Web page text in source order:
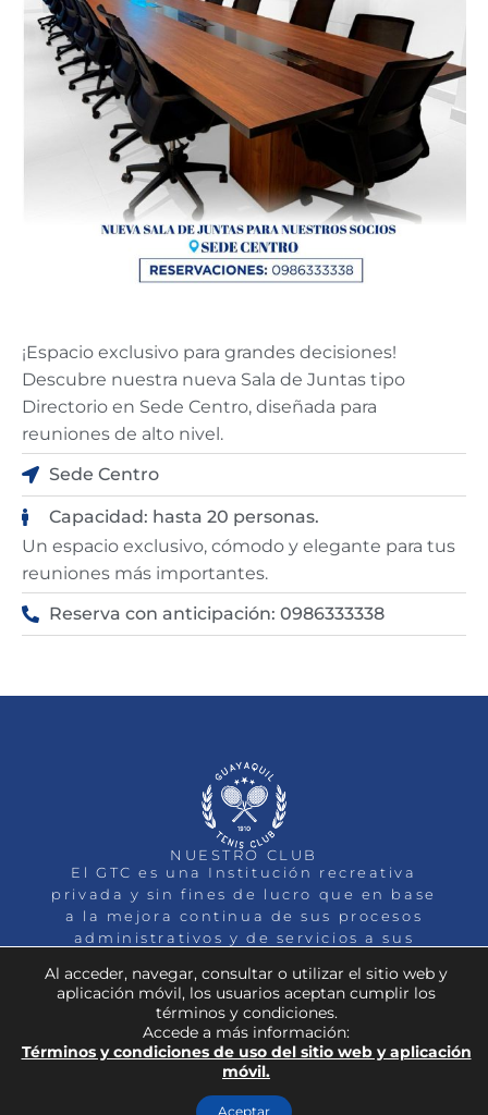
¡Espacio exclusivo para grandes decisiones!
Descubre nuestra nueva Sala de Juntas tipo
Directorio en Sede Centro, diseñada para
reuniones de alto nivel.
Sede Centro
Capacidad: hasta 20 personas.
Un espacio exclusivo, cómodo y elegante para tus
reuniones más importantes.
Reserva con anticipación: 0986333338
NUESTRO CLUB
El GTC es una Institución recreativa
privada y sin fines de lucro que en base
a la mejora continua de sus procesos
administrativos y de servicios a sus
INICIO QUIENES SOMOS
DEPORTES
EVENTOS NOTICIAS
TODOS LOS DERECHOS RESERVADOS GUAYAQUIL TENIS
Al acceder, navegar, consultar o utilizar el sitio web y
aplicación móvil, los usuarios aceptan cumplir los
términos y condiciones.
Accede a más información:
Términos y condiciones de uso del sitio web y aplicación
móvil.
Aceptar